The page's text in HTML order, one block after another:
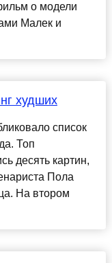
о модели
Малек и
худших
список
Топ
десять картин,
Пола
На втором